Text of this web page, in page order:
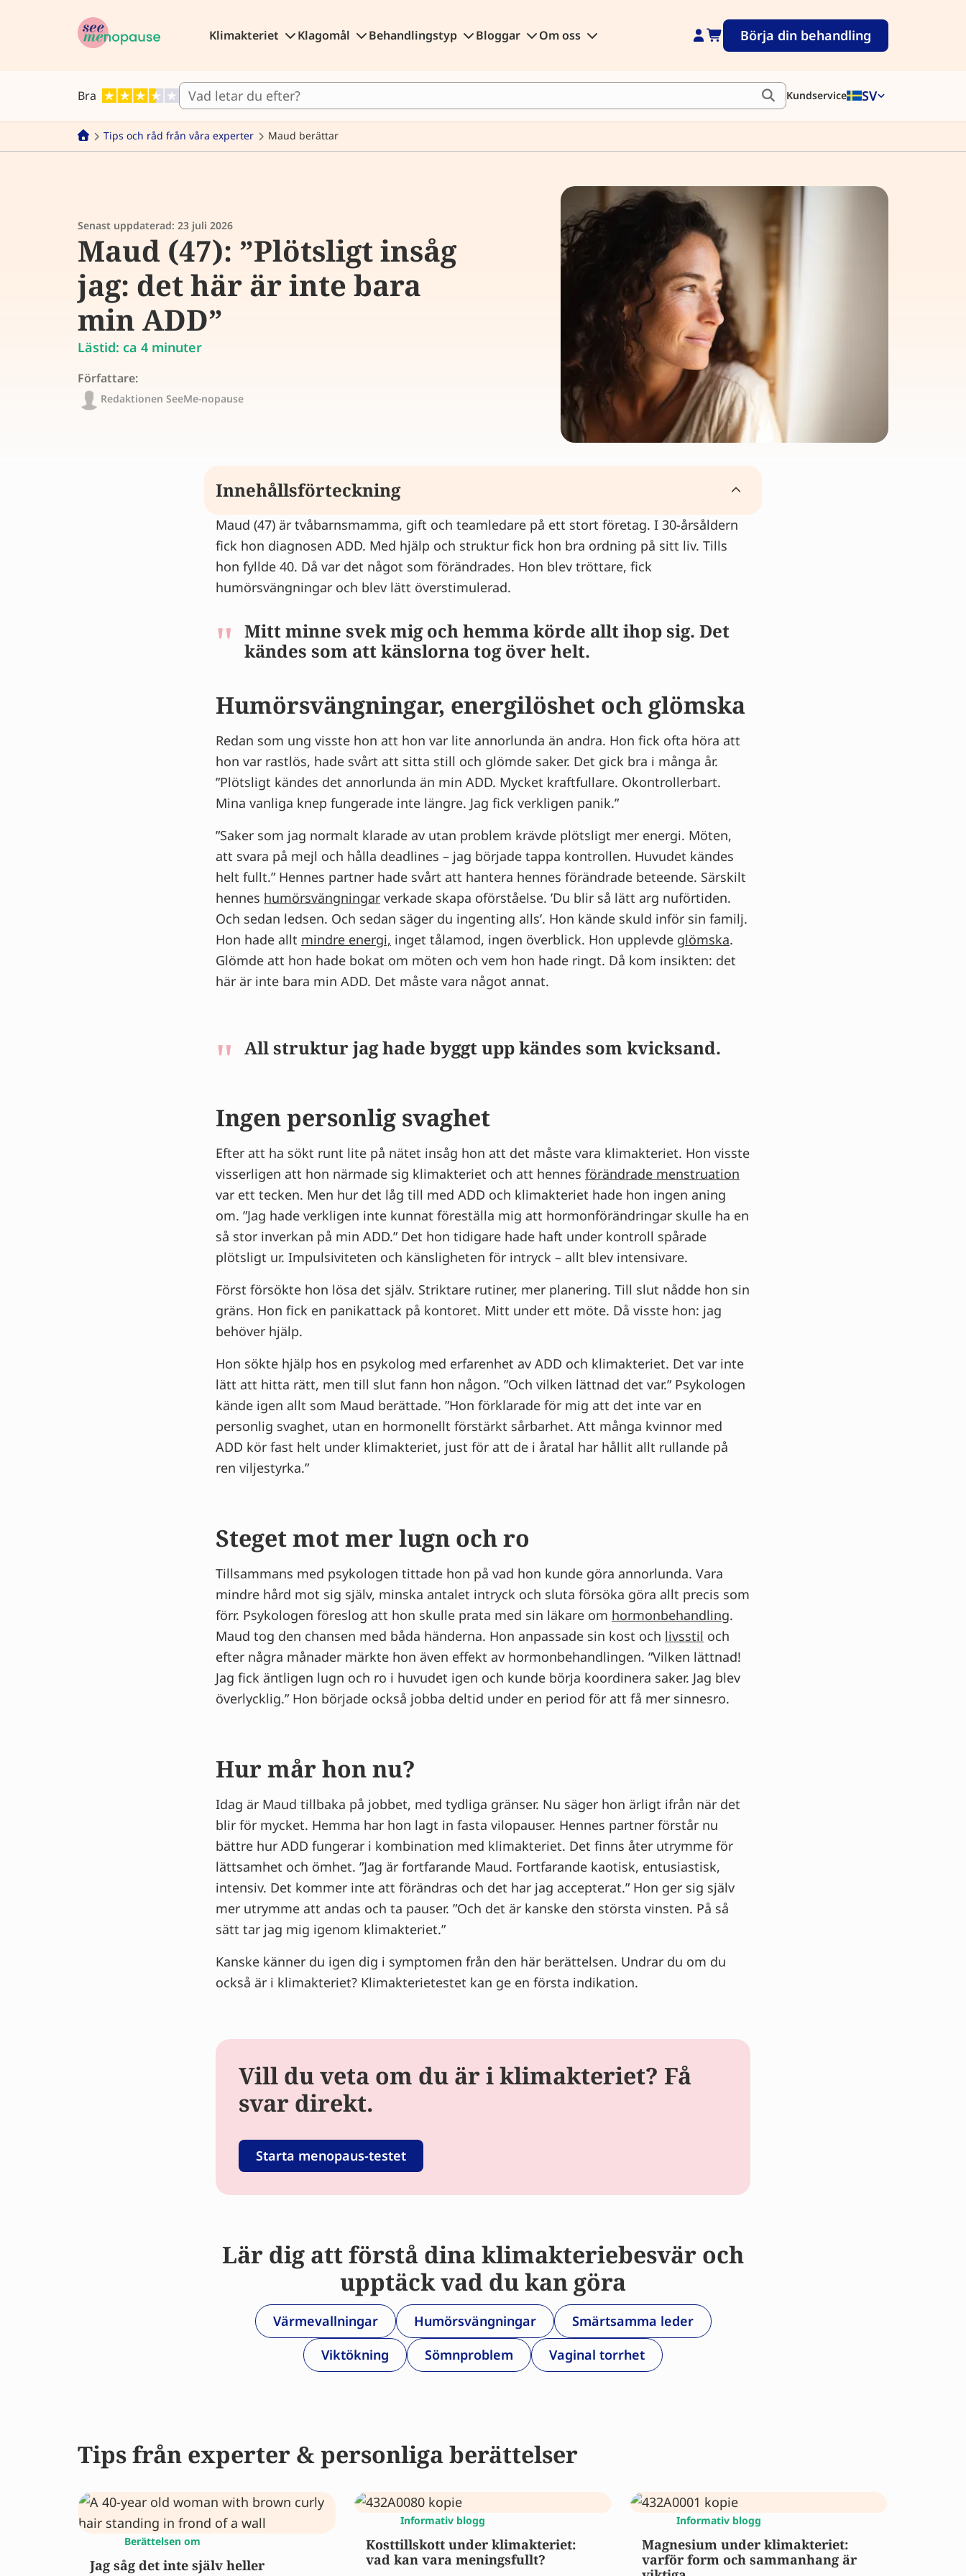
Klimakteriet Klagomål Behandlingstyp Bloggar Om oss Börja din behandling
Bra Kundservice SV
Tips och råd från våra experter Maud berättar
Senast uppdaterad: 23 juli 2026
Maud (47): ”Plötsligt insåg
jag: det här är inte bara
min ADD”
Lästid: ca 4 minuter
Författare:
Redaktionen SeeMe-nopause
Innehållsförteckning
Humörsvängningar, energilöshet och glömska
Ingen personlig svaghet
Steget mot mer lugn och ro
Hur mår hon nu?
Tips från experter & personliga berättelser
Maud (47) är tvåbarnsmamma, gift och teamledare på ett stort företag. I 30-årsåldern
fick hon diagnosen ADD. Med hjälp och struktur fick hon bra ordning på sitt liv. Tills
hon fyllde 40. Då var det något som förändrades. Hon blev tröttare, fick
humörsvängningar och blev lätt överstimulerad.
Mitt minne svek mig och hemma körde allt ihop sig. Det
kändes som att känslorna tog över helt.
Humörsvängningar, energilöshet och glömska
Redan som ung visste hon att hon var lite annorlunda än andra. Hon fick ofta höra att
hon var rastlös, hade svårt att sitta still och glömde saker. Det gick bra i många år.
”Plötsligt kändes det annorlunda än min ADD. Mycket kraftfullare. Okontrollerbart.
Mina vanliga knep fungerade inte längre. Jag fick verkligen panik.”
”Saker som jag normalt klarade av utan problem krävde plötsligt mer energi. Möten,
att svara på mejl och hålla deadlines – jag började tappa kontrollen. Huvudet kändes
helt fullt.” Hennes partner hade svårt att hantera hennes förändrade beteende. Särskilt
hennes humörsvängningar verkade skapa oförståelse. ’Du blir så lätt arg nuförtiden.
Och sedan ledsen. Och sedan säger du ingenting alls’. Hon kände skuld inför sin familj.
Hon hade allt mindre energi, inget tålamod, ingen överblick. Hon upplevde glömska.
Glömde att hon hade bokat om möten och vem hon hade ringt. Då kom insikten: det
här är inte bara min ADD. Det måste vara något annat.
All struktur jag hade byggt upp kändes som kvicksand.
Ingen personlig svaghet
Efter att ha sökt runt lite på nätet insåg hon att det måste vara klimakteriet. Hon visste
visserligen att hon närmade sig klimakteriet och att hennes förändrade menstruation
var ett tecken. Men hur det låg till med ADD och klimakteriet hade hon ingen aning
om. ”Jag hade verkligen inte kunnat föreställa mig att hormonförändringar skulle ha en
så stor inverkan på min ADD.” Det hon tidigare hade haft under kontroll spårade
plötsligt ur. Impulsiviteten och känsligheten för intryck – allt blev intensivare.
Först försökte hon lösa det själv. Striktare rutiner, mer planering. Till slut nådde hon sin
gräns. Hon fick en panikattack på kontoret. Mitt under ett möte. Då visste hon: jag
behöver hjälp.
Hon sökte hjälp hos en psykolog med erfarenhet av ADD och klimakteriet. Det var inte
lätt att hitta rätt, men till slut fann hon någon. ”Och vilken lättnad det var.” Psykologen
kände igen allt som Maud berättade. ”Hon förklarade för mig att det inte var en
personlig svaghet, utan en hormonellt förstärkt sårbarhet. Att många kvinnor med
ADD kör fast helt under klimakteriet, just för att de i åratal har hållit allt rullande på
ren viljestyrka.”
Steget mot mer lugn och ro
Tillsammans med psykologen tittade hon på vad hon kunde göra annorlunda. Vara
mindre hård mot sig själv, minska antalet intryck och sluta försöka göra allt precis som
förr. Psykologen föreslog att hon skulle prata med sin läkare om hormonbehandling.
Maud tog den chansen med båda händerna. Hon anpassade sin kost och livsstil och
efter några månader märkte hon även effekt av hormonbehandlingen. ”Vilken lättnad!
Jag fick äntligen lugn och ro i huvudet igen och kunde börja koordinera saker. Jag blev
överlycklig.” Hon började också jobba deltid under en period för att få mer sinnesro.
Hur mår hon nu?
Idag är Maud tillbaka på jobbet, med tydliga gränser. Nu säger hon ärligt ifrån när det
blir för mycket. Hemma har hon lagt in fasta vilopauser. Hennes partner förstår nu
bättre hur ADD fungerar i kombination med klimakteriet. Det finns åter utrymme för
lättsamhet och ömhet. ”Jag är fortfarande Maud. Fortfarande kaotisk, entusiastisk,
intensiv. Det kommer inte att förändras och det har jag accepterat.” Hon ger sig själv
mer utrymme att andas och ta pauser. ”Och det är kanske den största vinsten. På så
sätt tar jag mig igenom klimakteriet.”
Kanske känner du igen dig i symptomen från den här berättelsen. Undrar du om du
också är i klimakteriet? Klimakterietestet kan ge en första indikation.
Vill du veta om du är i klimakteriet? Få
svar direkt.
Starta menopaus-testet
Lär dig att förstå dina klimakteriebesvär och
upptäck vad du kan göra
Värmevallningar Humörsvängningar
Smärtsamma leder
Viktökning
Sömnproblem Vaginal torrhet
Tips från experter & personliga berättelser
Berättelsen om
Jag såg det inte själv heller
Informativ blogg
Kosttillskott under klimakteriet:
vad kan vara meningsfullt?
Informativ blogg
Magnesium under klimakteriet:
varför form och sammanhang är